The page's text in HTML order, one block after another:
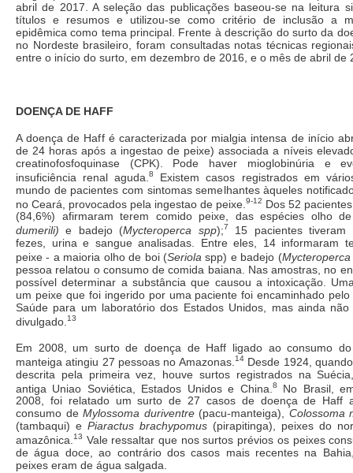
abril de 2017. A seleção das publicações baseou-se na leitura
títulos e resumos e utilizou-se como critério de inclusão a
epidêmica como tema principal. Frente à descrição do surto da
no Nordeste brasileiro, foram consultadas notas técnicas
entre o início do surto, em dezembro de 2016, e o mês de abril de
DOENÇA DE HAFF
A doença de Haff é caracterizada por mialgia intensa de início
de 24 horas após a ingestao de peixe) associada a níveis
creatinofosfoquinase (CPK). Pode haver mioglobinúria e
insuficiência renal aguda.8
Existem casos registrados em
mundo de pacientes com sintomas semelhantes àqueles
no Ceará, provocados pela ingestao de peixe. 9-12 Dos 52
(84,6%) afirmaram terem comido peixe, das espécies olho
dumerili) e badejo (Mycteroperca spp);7
15 pacientes tiveram
fezes, urina e sangue analisadas. Entre eles, 14 informaram
peixe - a maioria olho de boi (Seriola spp) e badejo (Mycteroperca
pessoa relatou o consumo de comida baiana. Nas amostras, no
possível determinar a substância que causou a intoxicação.
um peixe que foi ingerido por uma paciente foi encaminhado
Saúde para um laboratório dos Estados Unidos, mas ainda
divulgado. 13
Em 2008, um surto de doença de Haff ligado ao consumo
manteiga atingiu 27 pessoas no Amazonas. 14Desde 1924,
descrita pela primeira vez, houve surtos registrados na
antiga Uniao Soviética, Estados Unidos e China. 8
No Brasil,
2008, foi relatado um surto de 27 casos de doença de Haff
consumo de Mylossoma duriventre(pacu-manteiga), Colossoma
(tambaqui) e Piaractus brachypomus (pirapitinga), peixes do
amazônica. 13 Vale ressaltar que nos surtos prévios os peixes
de água doce, ao contrário dos casos mais recentes na
peixes eram de água salgada.